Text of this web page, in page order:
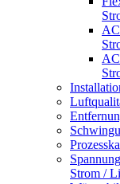
AC
Strom /